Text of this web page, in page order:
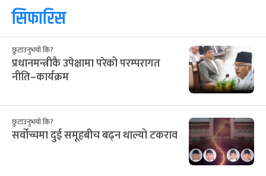
सिफारिस
छुटाउनुभयो कि?
प्रधानमन्त्रीकै उपेक्षामा परेको परम्परागत
नीति–कार्यक्रम
छुटाउनुभयो कि?
सर्वोच्चमा दुई समूहबीच बढ्न थाल्यो टकराव